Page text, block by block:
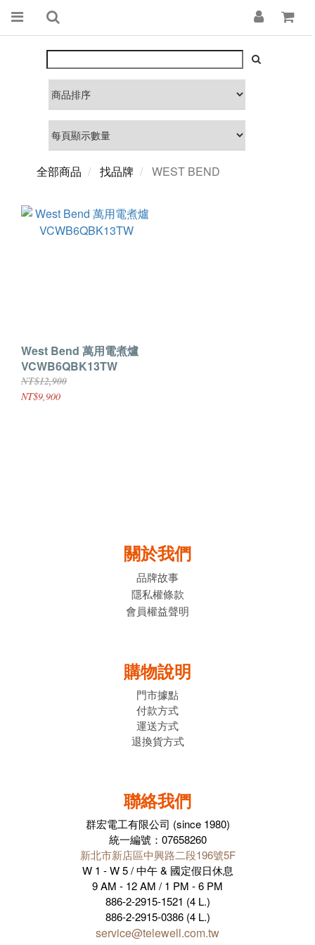
全部商品 找品牌 WEST BEND
West Bend 萬用電煮爐
VCWB6QBK13TW
NT$12,900
NT$9,900
關於我們
品牌故事
隱私權條款
會員權益聲明
購物說明
門市據點
付款方式
運送方式
退換貨方式
聯絡我們
群宏電工有限公司 (since 1980)
統一編號：07658260
新北市新店區中興路二段196號5F
W 1 - W 5 / 中午 & 國定假日休息
9 AM - 12 AM / 1 PM - 6 PM
886-2-2915-1521 (4 L.)
886-2-2915-0386 (4 L.)
service@telewell.com.tw